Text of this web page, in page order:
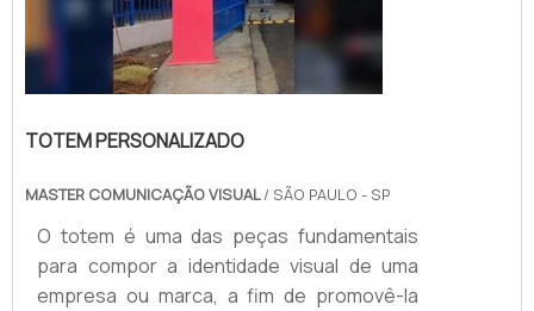
TOTEM PERSONALIZADO
MASTER COMUNICAÇÃO VISUAL/ SÃO PAULO - SP
O totem é uma das peças fundamentais
para compor a identidade visual de uma
empresa ou marca, a fim de promovê-la